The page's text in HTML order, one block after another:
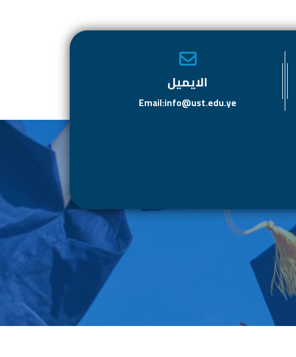
الايميل
Email:info@ust.edu.ye